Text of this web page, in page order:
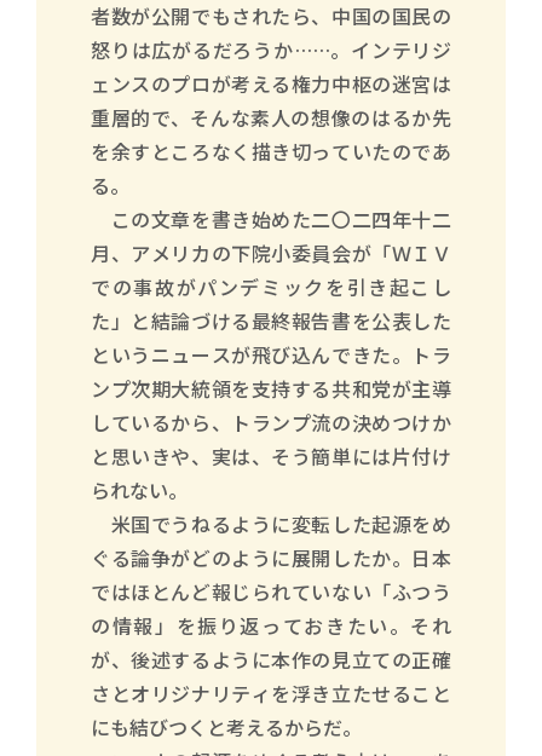
者数が公開でもされたら、中国の国民の
怒りは広がるだろうか……。インテリジ
ェンスのプロが考える権力中枢の迷宮は
重層的で、そんな素人の想像のはるか先
を余すところなく描き切っていたのであ
る。
この文章を書き始めた二〇二四年十二
月、アメリカの下院小委員会が「ＷＩＶ
での事故がパンデミックを引き起こし
た」と結論づける最終報告書を公表した
というニュースが飛び込んできた。トラ
ンプ次期大統領を支持する共和党が主導
しているから、トランプ流の決めつけか
と思いきや、実は、そう簡単には片付け
られない。
米国でうねるように変転した起源をめ
ぐる論争がどのように展開したか。日本
ではほとんど報じられていない「ふつう
の情報」を振り返っておきたい。それ
が、後述するように本作の見立ての正確
さとオリジナリティを浮き立たせること
にも結びつくと考えるからだ。